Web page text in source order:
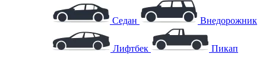
Седан Внедорожник
Лифтбек Пикап